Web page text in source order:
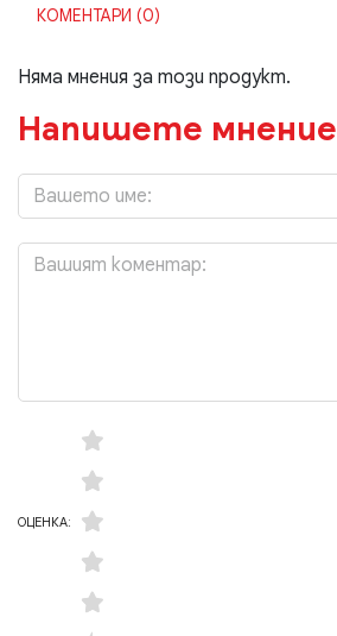
КОМЕНТАРИ (0)
Няма мнения за този продукт.
Напишете мнение
ОЦЕНКА: